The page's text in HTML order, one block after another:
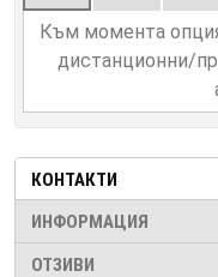
Към момента
дистанционни/
КОНТАКТИ
ИНФОРМАЦИЯ
ОТЗИВИ